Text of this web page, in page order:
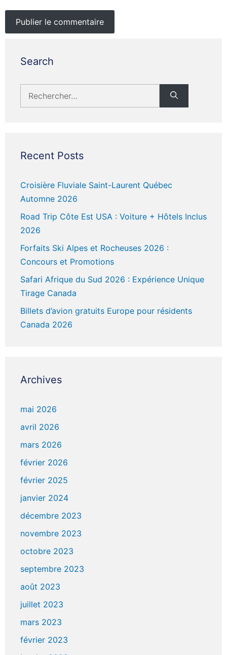
Search
Recent Posts
Croisière Fluviale Saint-Laurent Québec
Automne 2026
Road Trip Côte Est USA : Voiture + Hôtels Inclus
2026
Forfaits Ski Alpes et Rocheuses 2026 :
Concours et Promotions
Safari Afrique du Sud 2026 : Expérience Unique
Tirage Canada
Billets d’avion gratuits Europe pour résidents
Canada 2026
Archives
mai 2026
avril 2026
mars 2026
février 2026
février 2025
janvier 2024
décembre 2023
novembre 2023
octobre 2023
septembre 2023
août 2023
juillet 2023
mars 2023
février 2023